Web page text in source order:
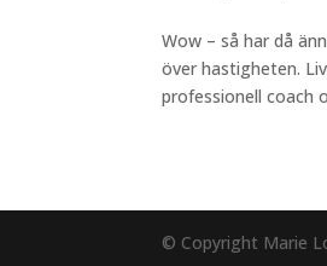
Wow – så har då
över hastigheten.
professionell coach
© Copyright Marie